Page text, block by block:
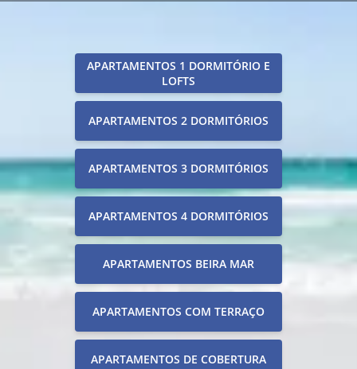
APARTAMENTOS 1 DORMITÓRIO E
LOFTS
APARTAMENTOS 2 DORMITÓRIOS
APARTAMENTOS 3 DORMITÓRIOS
APARTAMENTOS 4 DORMITÓRIOS
APARTAMENTOS BEIRA MAR
APARTAMENTOS COM TERRAÇO
APARTAMENTOS DE COBERTURA